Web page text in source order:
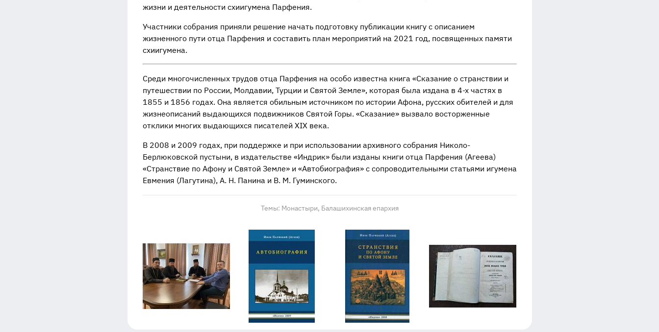
жизни и деятельности схиигумена Парфения.
Участники собрания приняли решение начать подготовку публикации книгу с описанием
жизненного пути отца Парфения и составить план мероприятий на 2021 год, посвященных памяти
схиигумена.
Среди многочисленных трудов отца Парфения на особо известна книга «Сказание о странствии и
путешествии по России, Молдавии, Турции и Святой Земле», которая была издана в 4-х частях в
1855 и 1856 годах. Она является обильным источником по истории Афона, русских обителей и для
жизнеописаний выдающихся подвижников Святой Горы. «Сказание» вызвало восторженные
отклики многих выдающихся писателей XIX века.
В 2008 и 2009 годах, при поддержке и при использовании архивного собрания Николо-
Берлюковской пустыни, в издательстве «Индрик» были изданы книги отца Парфения (Агеева)
«Странствие по Афону и Святой Земле» и «Автобиография» с сопроводительными статьями игумена
Евмения (Лагутина), А. Н. Панина и В. М. Гуминского.
Темы: Монастыри, Балашихинская епархия